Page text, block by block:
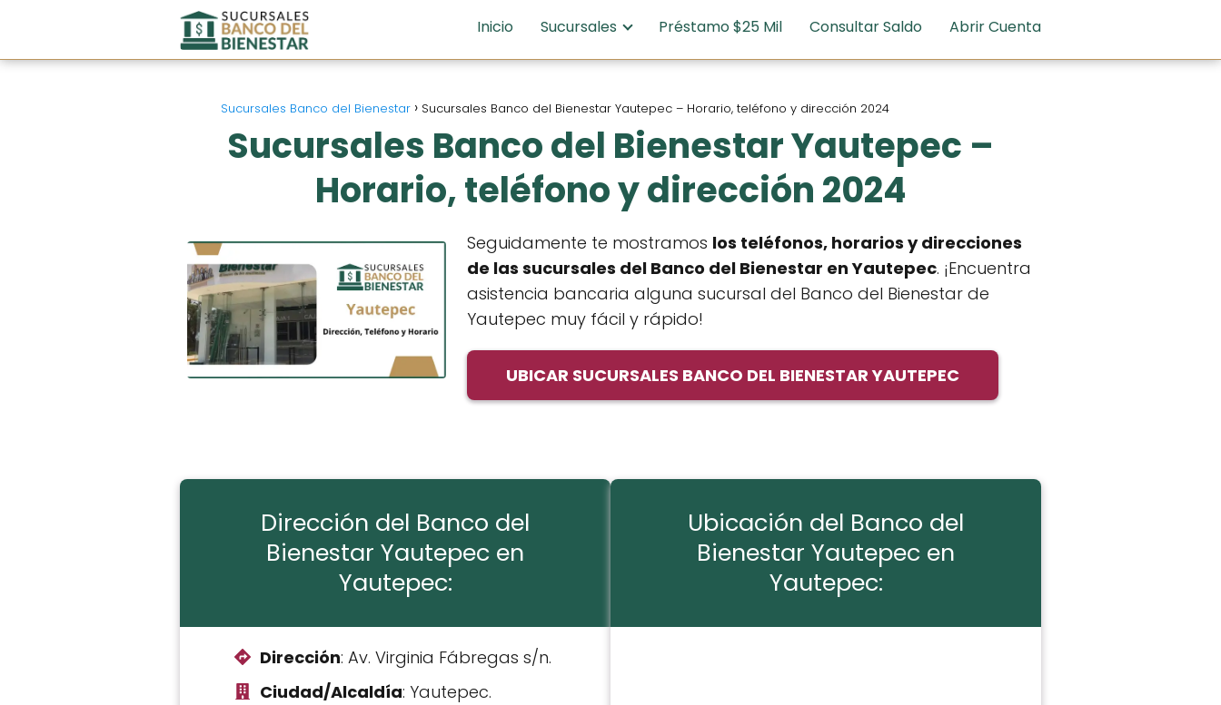
Inicio Sucursales Préstamo $25 Mil Consultar Saldo Abrir Cuenta
Sucursales Banco del Bienestar Sucursales Banco del Bienestar Yautepec – Horario, teléfono y dirección 2024
Sucursales Banco del Bienestar Yautepec –
Horario, teléfono y dirección 2024
Seguidamente te mostramos los teléfonos, horarios y direcciones
de las sucursales del Banco del Bienestar en Yautepec. ¡Encuentra
asistencia bancaria alguna sucursal del Banco del Bienestar de
Yautepec muy fácil y rápido!
UBICAR SUCURSALES BANCO DEL BIENESTAR YAUTEPEC
Dirección del Banco del
Bienestar Yautepec en
Yautepec:
Dirección: Av. Virginia Fábregas s/n.
Ciudad/Alcaldía: Yautepec.
Ubicación del Banco del
Bienestar Yautepec en
Yautepec: